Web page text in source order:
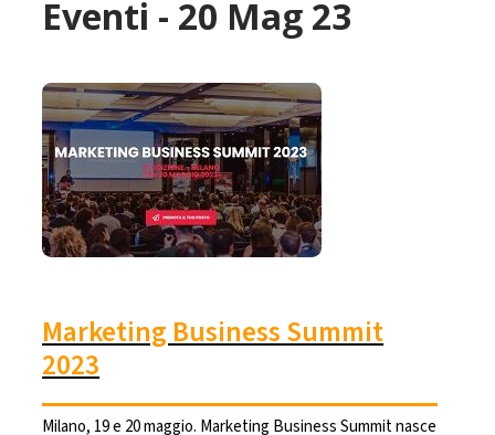
Eventi - 20 Mag 23
Marketing Business Summit
2023
Milano, 19 e 20 maggio. Marketing Business Summit nasce